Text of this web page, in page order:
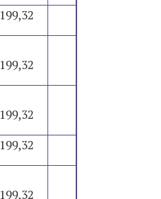
199,32
199,32
199,32
199,32
199,32